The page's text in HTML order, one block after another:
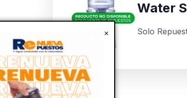
×
Water
Solo